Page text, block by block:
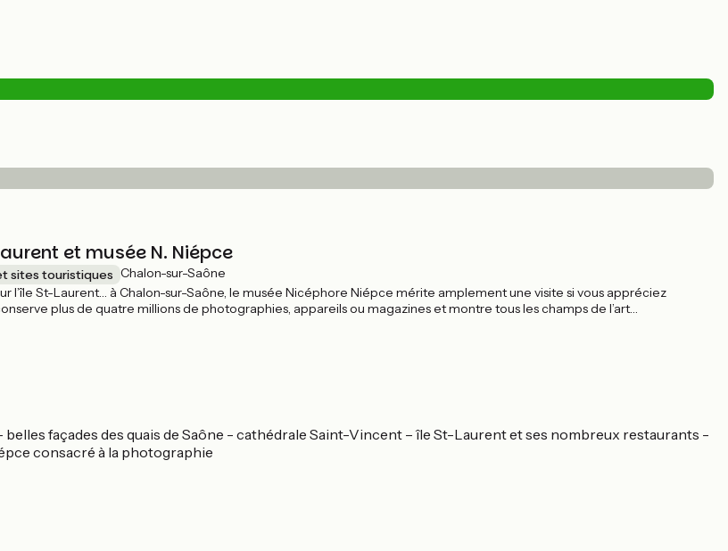
et musée N. Niépce
sites touristiques Chalon-sur-Saône
l’île St-Laurent… à Chalon-sur-Saône, le musée Nicéphore Niépce mérite amplement une visite si vous appréciez
plus de quatre millions de photographies, appareils ou magazines et montre tous les champs de l’art
belles façades des quais de Saône - cathédrale Saint-Vincent – île St-Laurent et ses nombreux restaurants -
consacré à la photographie